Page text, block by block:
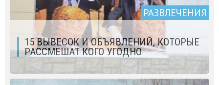
РАЗВЛЕЧЕНИЯ
15 ВЫВЕСОК И ОБЪЯВЛЕНИЙ, КОТОРЫЕ
РАССМЕШАТ КОГО УГОДНО